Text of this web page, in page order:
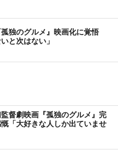
独のグルメ』映画化に覚悟
と次はない」
督劇映画『孤独のグルメ』完
「大好きな人しか出ていませ